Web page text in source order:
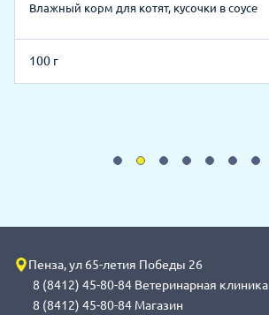
Влажный корм для котят, кусочки в соусе
100 г
Пенза, ул 65-летия Победы 26
8 (8412) 45-80-84 Ветеринарная клиника
8 (8412) 45-80-84 Магазин